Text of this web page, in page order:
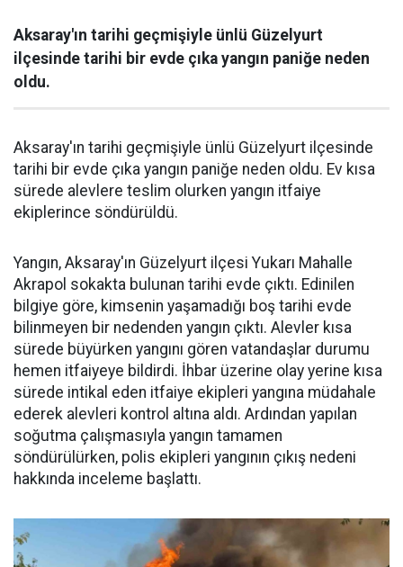
Aksaray'ın tarihi geçmişiyle ünlü Güzelyurt
ilçesinde tarihi bir evde çıka yangın paniğe neden
oldu.
Aksaray'ın tarihi geçmişiyle ünlü Güzelyurt ilçesinde
tarihi bir evde çıka yangın paniğe neden oldu. Ev kısa
sürede alevlere teslim olurken yangın itfaiye
ekiplerince söndürüldü.
Yangın, Aksaray'ın Güzelyurt ilçesi Yukarı Mahalle
Akrapol sokakta bulunan tarihi evde çıktı. Edinilen
bilgiye göre, kimsenin yaşamadığı boş tarihi evde
bilinmeyen bir nedenden yangın çıktı. Alevler kısa
sürede büyürken yangını gören vatandaşlar durumu
hemen itfaiyeye bildirdi. İhbar üzerine olay yerine kısa
sürede intikal eden itfaiye ekipleri yangına müdahale
ederek alevleri kontrol altına aldı. Ardından yapılan
soğutma çalışmasıyla yangın tamamen
söndürülürken, polis ekipleri yangının çıkış nedeni
hakkında inceleme başlattı.